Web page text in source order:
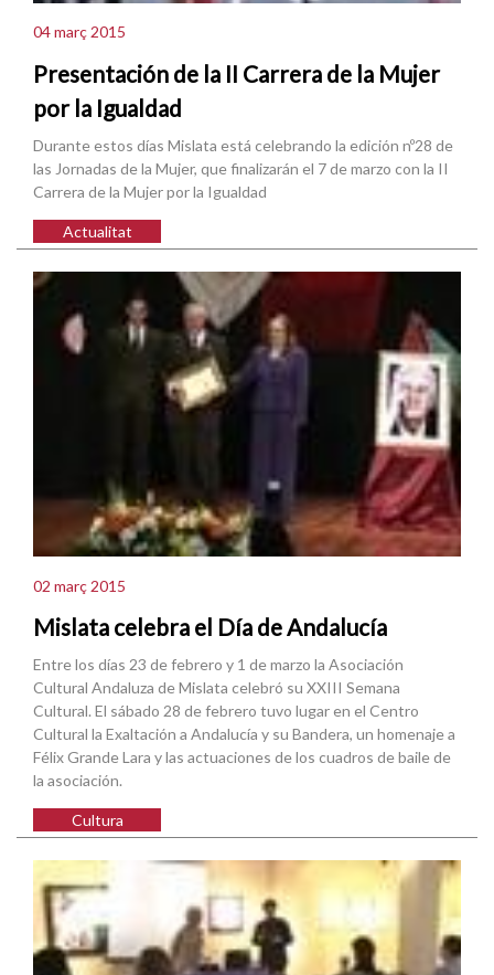
04 març 2015
Presentación de la II Carrera de la Mujer
por la Igualdad
Durante estos días Mislata está celebrando la edición nº28 de
las Jornadas de la Mujer, que finalizarán el 7 de marzo con la II
Carrera de la Mujer por la Igualdad
Actualitat
02 març 2015
Mislata celebra el Día de Andalucía
Entre los días 23 de febrero y 1 de marzo la Asociación
Cultural Andaluza de Mislata celebró su XXIII Semana
Cultural. El sábado 28 de febrero tuvo lugar en el Centro
Cultural la Exaltación a Andalucía y su Bandera, un homenaje a
Félix Grande Lara y las actuaciones de los cuadros de baile de
la asociación.
Cultura